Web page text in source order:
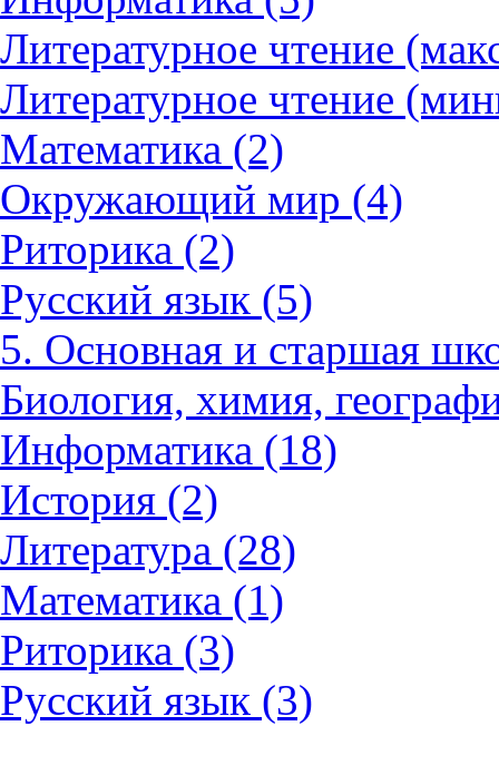
Литературное чтение
Литературное чтение
Математика (2)
Окружающий мир (4)
Риторика (2)
Русский язык (5)
5. Основная и старшая
Биология, химия,
Информатика (18)
История (2)
Литература (28)
Математика (1)
Риторика (3)
Русский язык (3)